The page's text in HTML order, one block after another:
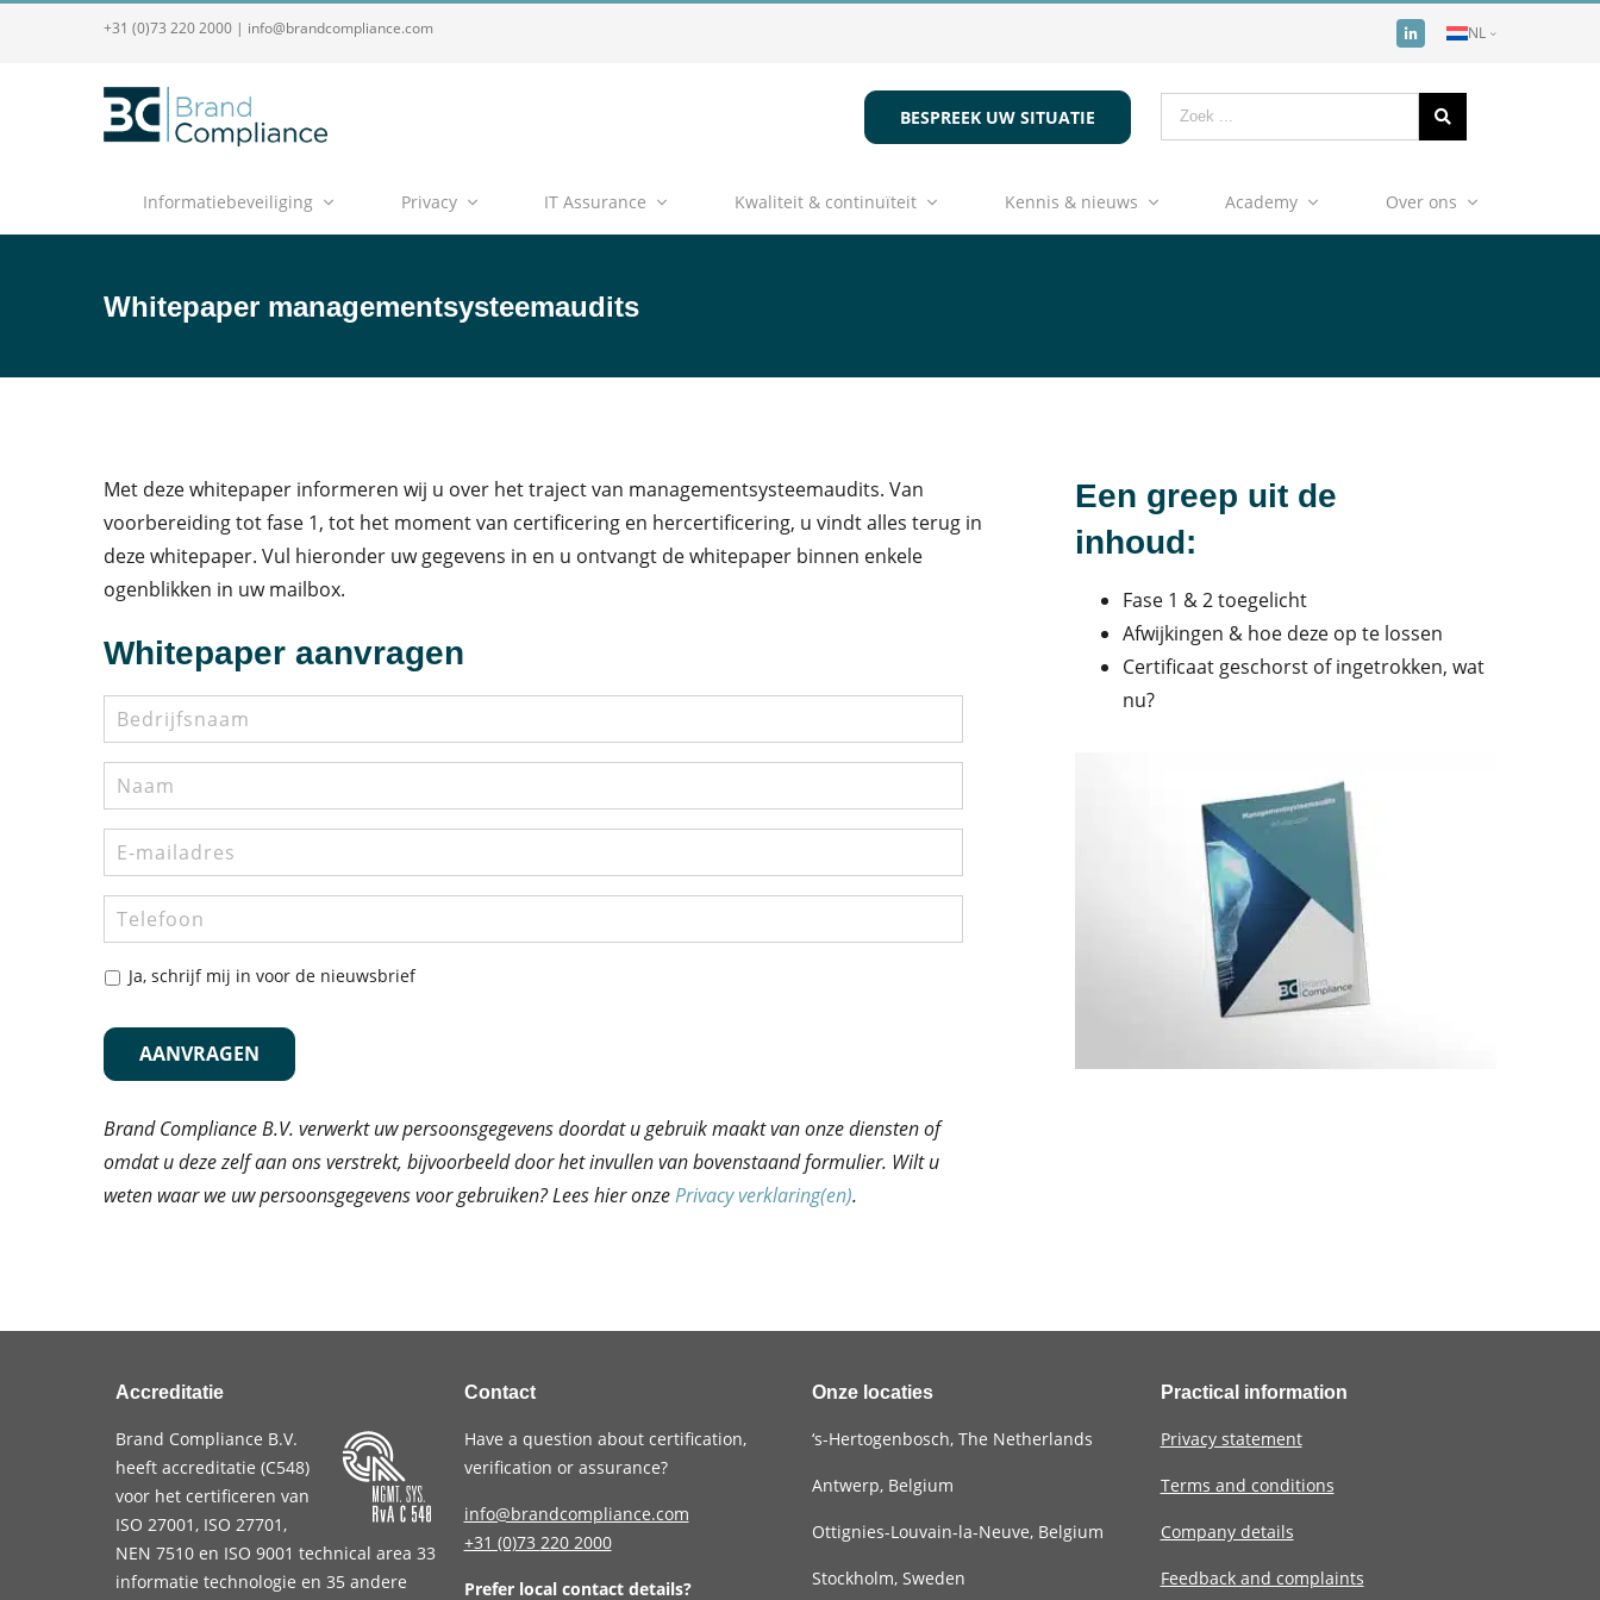
+31 (0)73 220 2000 | info@brandcompliance.com NL
BESPREEK UW SITUATIE
Informatiebeveiliging Privacy IT Assurance Kwaliteit & continuïteit Kennis & nieuws Academy Over ons
Whitepaper managementsysteemaudits
Met deze whitepaper informeren wij u over het traject van managementsysteemaudits. Van
voorbereiding tot fase 1, tot het moment van certificering en hercertificering, u vindt alles terug in
deze whitepaper. Vul hieronder uw gegevens in en u ontvangt de whitepaper binnen enkele
ogenblikken in uw mailbox.
Whitepaper aanvragen
Bedrijfsnaam
Naam
E-
mailadres *
Telefoon
Nieuwsbrief
Ja, schrijf mij in voor de nieuwsbrief
Brand Compliance B.V. verwerkt uw persoonsgegevens doordat u gebruik maakt van onze diensten of
omdat u deze zelf aan ons verstrekt, bijvoorbeeld door het invullen van bovenstaand formulier. Wilt u
weten waar we uw persoonsgegevens voor gebruiken? Lees hier onzePrivacy verklaring(en).
Een greep uit de
inhoud:
Fase 1 & 2 toegelicht
Afwijkingen & hoe deze op te lossen
Certificaat geschorst of ingetrokken, wat
nu?
Accreditatie
Brand Compliance B.V.
heeft accreditatie (C548)
voor het certificeren van
ISO 27001 , ISO 27701 ,
NEN 7510 en ISO 9001 technical area 33
informatie technologie en 35 andere
Contact
Have a question about certification,
verification or assurance?
info@brandcompliance.com
+31 (0)73 220 2000
Prefer local contact details?
Onze locaties
‘s-Hertogenbosch, The Netherlands
Antwerp, Belgium
Ottignies-Louvain-la-Neuve, Belgium
Stockholm, Sweden
Practical information
Privacy statement
Terms and conditions
Company details
Feedback and complaints